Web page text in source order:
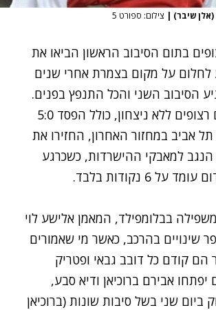
שיבר) | צילום: ספורט 5
בתום הסיבוב הראשון הביאו את
על מקום בצמרת אחרי שנים
הסיבוב השני והכל התנפץ בפנים.
חמישה משחקים רצופים ללא ניצחון, כולל הפסד 5:0
אביב במחזור האחרון, החזירו את
למאבקי ההישרדות, כשכרגע
6 נקודות בלבד.
בבלומפילד, המאמן אלישע לוי
שינויים בהרכב, כאשר מי שאמורים
קודם כל דובב גבאי ופטריק
יפתחו אבירם ברוכיאן ודיא סבע,
שני בשל סיבות שונות (ברוכיאן